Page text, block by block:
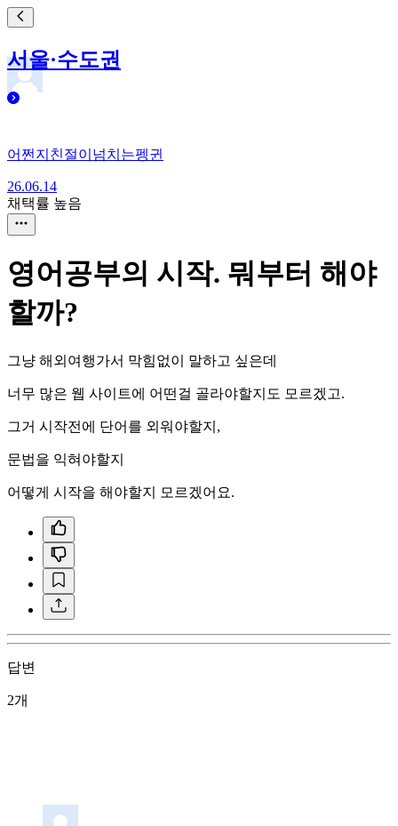
서울·수도권
어쩐지친절이넘치는펭귄
26.06.14
채택률 높음
영어공부의 시작. 뭐부터 해야
할까?
그냥 해외여행가서 막힘없이 말하고 싶은데
너무 많은 웹 사이트에 어떤걸 골라야할지도 모르겠고.
그거 시작전에 단어를 외워야할지,
문법을 익혀야할지
어떻게 시작을 해야할지 모르겠어요.
답변
2개